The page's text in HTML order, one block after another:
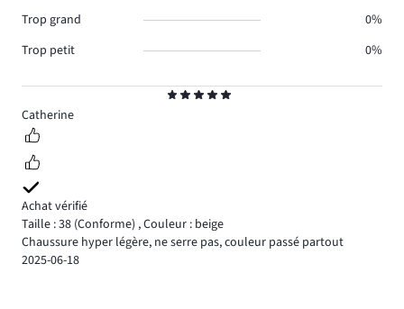
5
Catherine
Achat vérifié
Taille : 38 (Conforme) ,Couleur : beige
Chaussure hyper légère, ne serre pas, couleur passé partout
2025-06-18
Trop grand
0%
Trop petit
0%